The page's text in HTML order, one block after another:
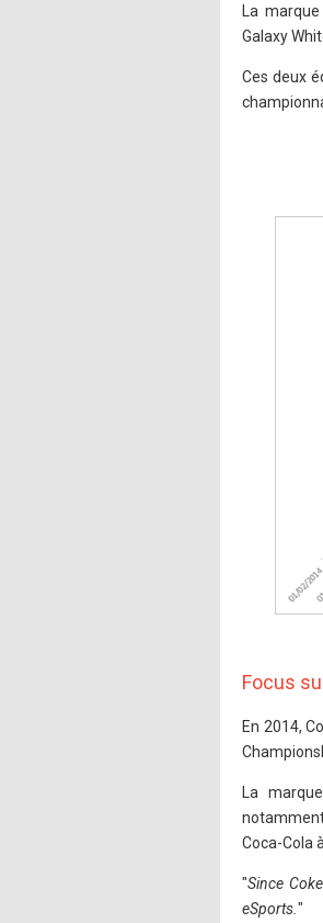
La
Galaxy
Ces deux
Focus
En 2014,
La
Coca-Cola
"Since
eSports. "